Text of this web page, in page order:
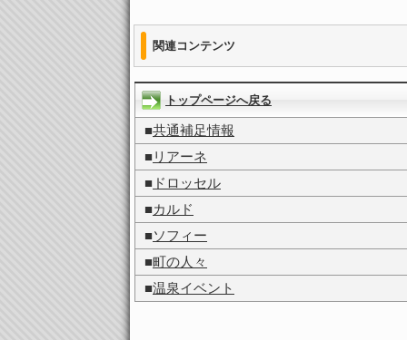
関連コンテンツ
トップページへ戻る
■共通補足情報
■リアーネ
■ ドロッセル
■カルド
■ソフィー
■町の人々
■温泉イベント